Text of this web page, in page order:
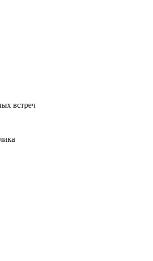
встреч